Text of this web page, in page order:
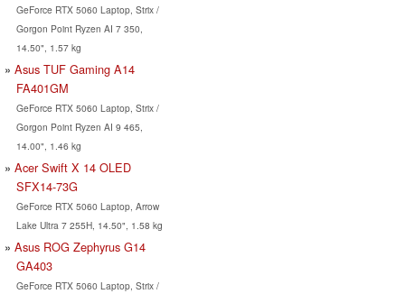
GeForce RTX 5060 Laptop, Strix /
Gorgon Point Ryzen AI 7 350,
14.50", 1.57 kg
Asus TUF Gaming A14
FA401GM
GeForce RTX 5060 Laptop, Strix /
Gorgon Point Ryzen AI 9 465,
14.00", 1.46 kg
Acer Swift X 14 OLED
SFX14-73G
GeForce RTX 5060 Laptop, Arrow
Lake Ultra 7 255H, 14.50", 1.58 kg
Asus ROG Zephyrus G14
GA403
GeForce RTX 5060 Laptop, Strix /